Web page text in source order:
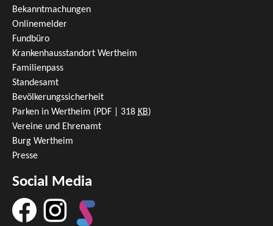
Bekanntmachungen
Onlinemelder
Fundbüro
Krankenhausstandort Wertheim
Familienpass
Standesamt
Bevölkerungssicherheit
Parken in Wertheim (PDF | 318 KB)
Vereine und Ehrenamt
Burg Wertheim
Presse
Social Media